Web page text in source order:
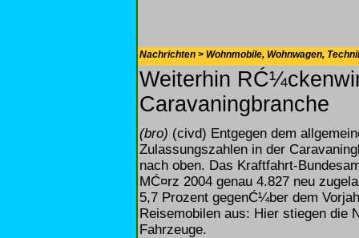
Nachrichten > Wohnmobile, Wohnwagen,
Weiterhin
Caravaningbranche
(bro) (civd) Entgegen dem
Zulassungszahlen in der
nach oben. Das Kraftfahrt-
MĆ¤rz 2004 genau 4.827 neu
5,7 Prozent gegenĆ¼ber dem
Reisemobilen aus: Hier stiegen die
Fahrzeuge.